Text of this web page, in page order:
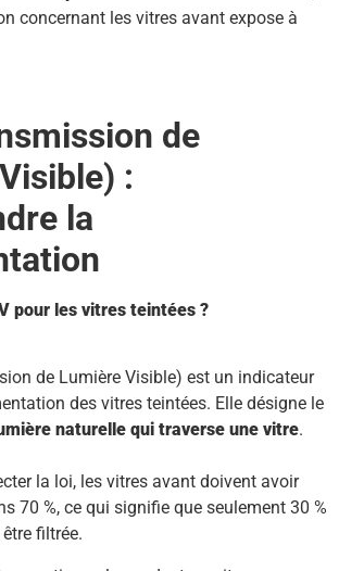
concernant les vitres avant expose à
de
:
la
pour les vitres teintées ?
de Lumière Visible) est un indicateur
des vitres teintées. Elle désigne le
naturelle qui traverse une vitre.
la loi, les vitres avant doivent avoir
70 %, ce qui signifie que seulement 30 %
filtrée.